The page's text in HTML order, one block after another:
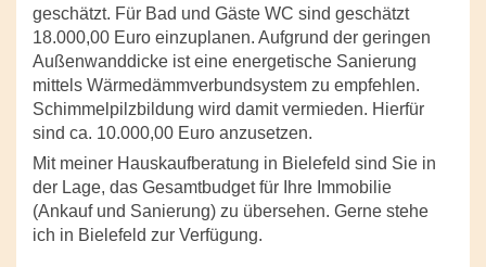
geschätzt. Für Bad und Gäste WC sind geschätzt
18.000,00 Euro einzuplanen. Aufgrund der geringen
Außenwanddicke ist eine energetische Sanierung
mittels Wärmedämmverbundsystem zu empfehlen.
Schimmelpilzbildung wird damit vermieden. Hierfür
sind ca. 10.000,00 Euro anzusetzen.
Mit meiner Hauskaufberatung in Bielefeld sind Sie in
der Lage, das Gesamtbudget für Ihre Immobilie
(Ankauf und Sanierung) zu übersehen. Gerne stehe
ich in Bielefeld zur Verfügung.